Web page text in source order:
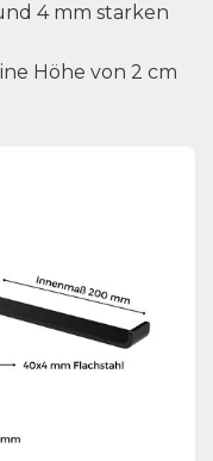
4 mm starken
Höhe von 2 cm